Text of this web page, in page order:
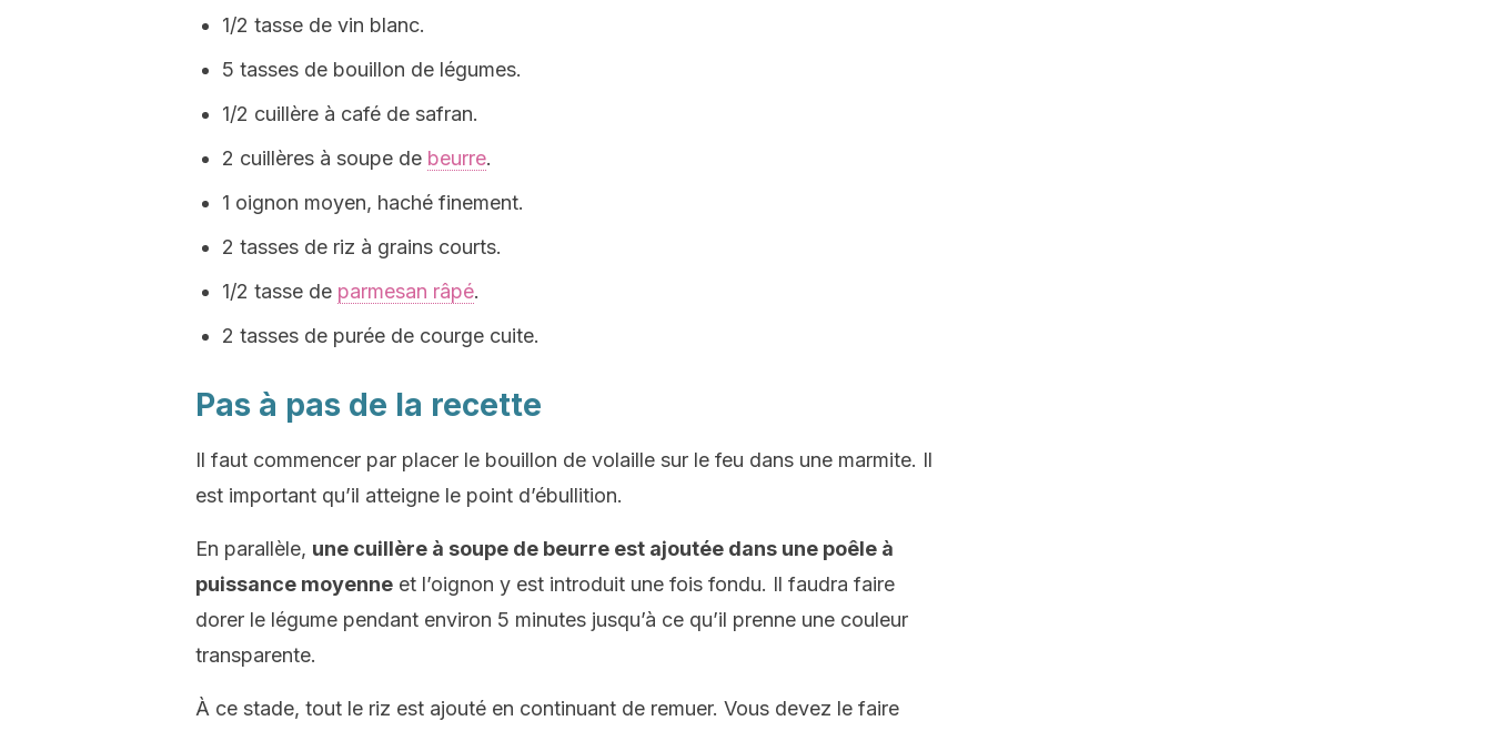
1/2 tasse de vin blanc.
5 tasses de bouillon de légumes.
1/2 cuillère à café de safran.
2 cuillères à soupe de beurre.
1 oignon moyen, haché finement.
2 tasses de riz à grains courts.
1/2 tasse de parmesan râpé.
2 tasses de purée de courge cuite.
Pas à pas de la recette
Il faut commencer par placer le bouillon de volaille sur le feu dans une marmite. Il
est important qu’il atteigne le point d’ébullition.
En parallèle, une cuillère à soupe de beurre est ajoutée dans une poêle à
puissance moyenne et l’oignon y est introduit une fois fondu. Il faudra faire
dorer le légume pendant environ 5 minutes jusqu’à ce qu’il prenne une couleur
transparente.
À ce stade, tout le riz est ajouté en continuant de remuer. Vous devez le faire